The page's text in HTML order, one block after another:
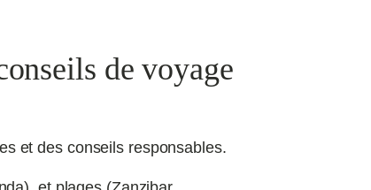
de voyage
et des conseils responsables.